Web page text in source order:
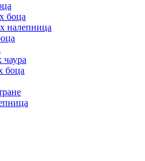
боца
налепница
боца